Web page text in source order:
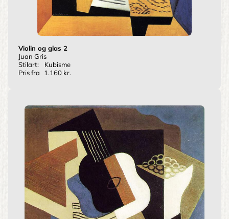
Violin og glas 2
Juan Gris
Stilart:
Kubisme
Pris fra
1.160 kr.